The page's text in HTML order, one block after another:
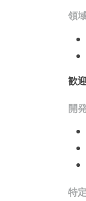
領
歓
開
特